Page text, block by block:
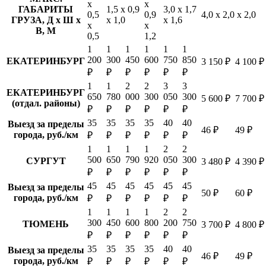
ГАБАРИТЫ
ГРУЗА, Д х Ш х
В, М
х
0,5
х
0,5
1,5 х 0,9
х 1,0
х
0,9
х
1,2
3,0 х 1,7
х 1,6
4,0 х 2,0 х 2,0
ЕКАТЕРИНБУРГ
1
200
₽
1
300
₽
1
450
₽
1
600
₽
1
750
₽
1
850
₽
3 150 ₽ 4 100 ₽
ЕКАТЕРИНБУРГ
(отдал. районы)
1
650
₽
1
780
₽
2
000
₽
2
300
₽
3
050
₽
3
300
₽
5 600 ₽ 7 700 ₽
Выезд за пределы
города, руб./км
35
₽
35
₽
35
₽
35
₽
40
₽
40
₽
46 ₽ 49 ₽
СУРГУТ
1
500
₽
1
650
₽
1
790
₽
1
920
₽
2
050
₽
2
300
₽
3 480 ₽ 4 390 ₽
Выезд за пределы
города, руб./км
45
₽
45
₽
45
₽
45
₽
45
₽
45
₽
50 ₽ 60 ₽
ТЮМЕНЬ
1
300
₽
1
450
₽
1
600
₽
1
800
₽
2
200
₽
2
750
₽
3 700 ₽ 4 800 ₽
Выезд за пределы
города, руб./км
35
₽
35
₽
35
₽
35
₽
40
₽
40
₽
46 ₽
49 ₽